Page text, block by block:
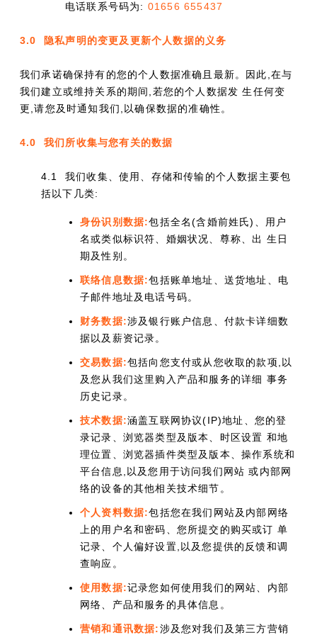
电话联系号码为: 01656 655437
3.0 隐私声明的变更及更新个人数据的义务
我们承诺确保持有的您的个人数据准确且最新。因此,在与
我们建立或维持关系的期间,若您的个人数据发 生任何变
更,请您及时通知我们,以确保数据的准确性。
4.0 我们所收集与您有关的数据
4.1 我们收集、使用、存储和传输的个人数据主要包
括以下几类:
身份识别数据:包括全名(含婚前姓氏)、用户
名或类似标识符、婚姻状况、尊称、出 生日
期及性别。
联络信息数据:包括账单地址、送货地址、电
子邮件地址及电话号码。
财务数据:涉及银行账户信息、付款卡详细数
据以及薪资记录。
交易数据:包括向您支付或从您收取的款项,以
及您从我们这里购入产品和服务的详细 事务
历史记录。
技术数据:涵盖互联网协议(IP)地址、您的登
录记录、浏览器类型及版本、时区设置 和地
理位置、浏览器插件类型及版本、操作系统和
平台信息,以及您用于访问我们网站 或内部网
络的设备的其他相关技术细节。
个人资料数据:包括您在我们网站及内部网络
上的用户名和密码、您所提交的购买或订 单
记录、个人偏好设置,以及您提供的反馈和调
查响应。
使用数据:记录您如何使用我们的网站、内部
网络、产品和服务的具体信息。
营销和通讯数据:涉及您对我们及第三方营销